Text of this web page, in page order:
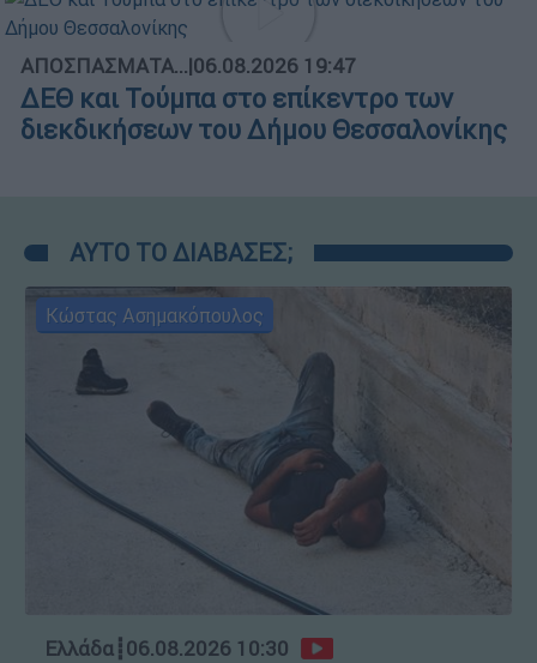
ΑΠΟΣΠΑΣΜΑΤΑ...|06.08.2026 19:47
ΔΕΘ και Τούμπα στο επίκεντρο των
διεκδικήσεων του Δήμου Θεσσαλονίκης
ΑΥΤΟ ΤΟ ΔΙΑΒΑΣΕΣ;
Κώστας Ασημακόπουλος
Ελλάδα┋06.08.2026 10:30